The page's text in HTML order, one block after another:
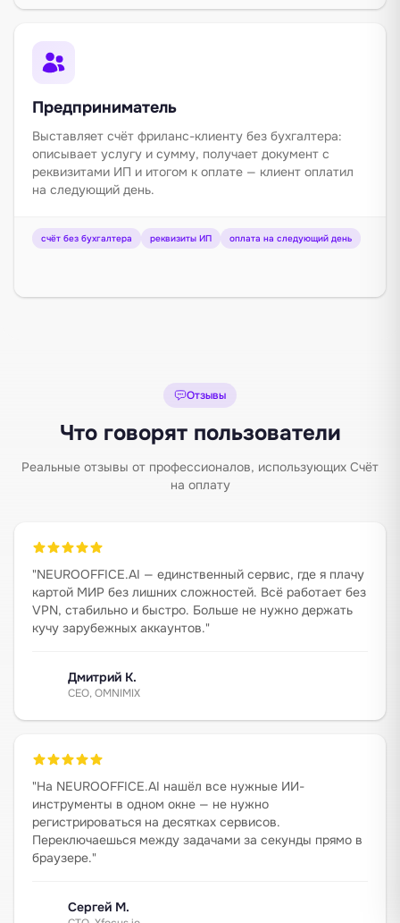
Предприниматель
Выставляет счёт фриланс-клиенту без бухгалтера:
описывает услугу и сумму, получает документ с
реквизитами ИП и итогом к оплате — клиент оплатил
на следующий день.
счёт без бухгалтера реквизиты ИП оплата на следующий день
Отзывы
Что говорят пользователи
Реальные отзывы от профессионалов, использующих Счёт
на оплату
"NEUROOFFICE.AI — единственный сервис, где я плачу
картой МИР без лишних сложностей. Всё работает без
VPN, стабильно и быстро. Больше не нужно держать
кучу зарубежных аккаунтов."
Дмитрий К.
CEO, OMNIMIX
"На NEUROOFFICE.AI нашёл все нужные ИИ-
инструменты в одном окне — не нужно
регистрироваться на десятках сервисов.
Переключаешься между задачами за секунды прямо в
браузере."
Сергей М.